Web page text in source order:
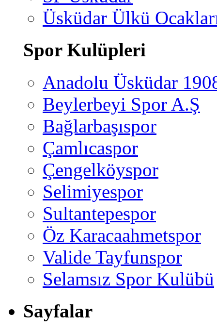
Üsküdar Ülkü
Spor Kulüpleri
Anadolu Üsküdar
Beylerbeyi Spor A.Ş
Bağlarbaşıspor
Çamlıcaspor
Çengelköyspor
Selimiyespor
Sultantepespor
Öz Karacaahmetspor
Valide Tayfunspor
Selamsız Spor Kulübü
Sayfalar